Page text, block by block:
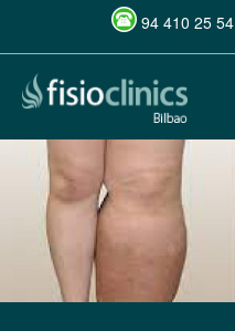
Pasar
contenido
principal
94 410 25 54